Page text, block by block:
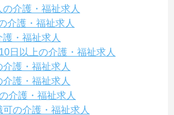
介護・福祉求人
介護・福祉求人
・福祉求人
日以上の介護・福祉求人
護・福祉求人
護・福祉求人
介護・福祉求人
の介護・福祉求人